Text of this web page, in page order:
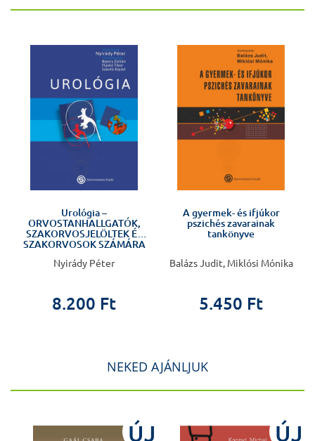
Urológia –
ORVOSTANHALLGATÓK,
SZAKORVOSJELÖLTEK ÉS
SZAKORVOSOK SZÁMÁRA
Nyirády Péter
8.200 Ft
A gyermek- és ifjúkor
pszichés zavarainak
tankönyve
Balázs Judit, Miklósi Mónika
5.450 Ft
NEKED AJÁNLJUK
ÚJ ÚJ